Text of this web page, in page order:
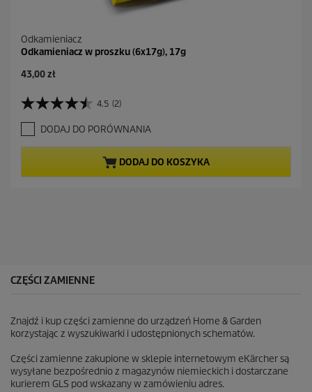
Odkamieniacz
Odkamieniacz w proszku (6x17g), 17g
43,00 zł
4.5 (2)
4
.
5
n
.
e
c
n
z
j
DODAJ DO PORÓWNANIA
DODAJ DO KOSZYKA
CZĘŚCI ZAMIENNE
Znajdź i kup części zamienne do urządzeń Home & Garden
korzystając z wyszukiwarki i udostępnionych schematów.
Części zamienne zakupione w sklepie internetowym eKärcher są
wysyłane bezpośrednio z magazynów niemieckich i dostarczane
kurierem GLS pod wskazany w zamówieniu adres.